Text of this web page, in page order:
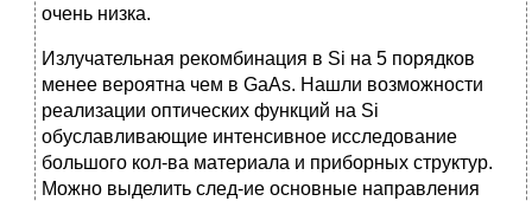
очень низка.
Излучательная рекомбинация в Si на 5 порядков
менее вероятна чем в GаAs. Нашли возможности
реализации оптических функций на Si
обуславливающие интенсивное исследование
большого кол-ва материала и приборных структур.
Можно выделить след-ие основные направления